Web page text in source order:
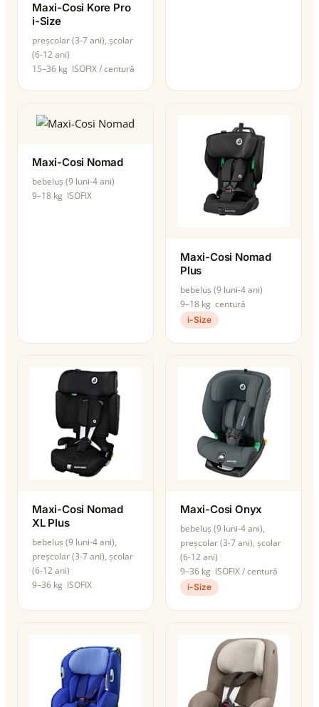
Maxi-Cosi Kore Pro
i-Size
preșcolar (3-7 ani), școlar
(6-12 ani)
15–36 kg ISOFIX / centură
Maxi-Cosi Nomad
bebeluș (9 luni-4 ani)
9–18 kg ISOFIX
Maxi-Cosi Nomad
Plus
bebeluș (9 luni-4 ani)
9–18 kg centură
i-Size
Maxi-Cosi Nomad
XL Plus
bebeluș (9 luni-4 ani),
preșcolar (3-7 ani), școlar
(6-12 ani)
9–36 kg ISOFIX
Maxi-Cosi Onyx
bebeluș (9 luni-4 ani),
preșcolar (3-7 ani), școlar
(6-12 ani)
9–36 kg ISOFIX / centură
i-Size